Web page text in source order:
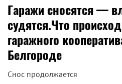
​Гаражи сносятся —
судятся.Что
гаражного
Белгороде
Снос продолжается